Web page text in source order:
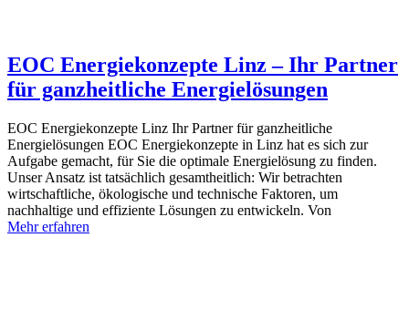
EOC Energiekonzepte Linz – Ihr Partner
für ganzheitliche Energielösungen
EOC Energiekonzepte Linz Ihr Partner für ganzheitliche
Energielösungen EOC Energiekonzepte in Linz hat es sich zur
Aufgabe gemacht, für Sie die optimale Energielösung zu finden.
Unser Ansatz ist tatsächlich gesamtheitlich: Wir betrachten
wirtschaftliche, ökologische und technische Faktoren, um
nachhaltige und effiziente Lösungen zu entwickeln. Von
Mehr erfahren